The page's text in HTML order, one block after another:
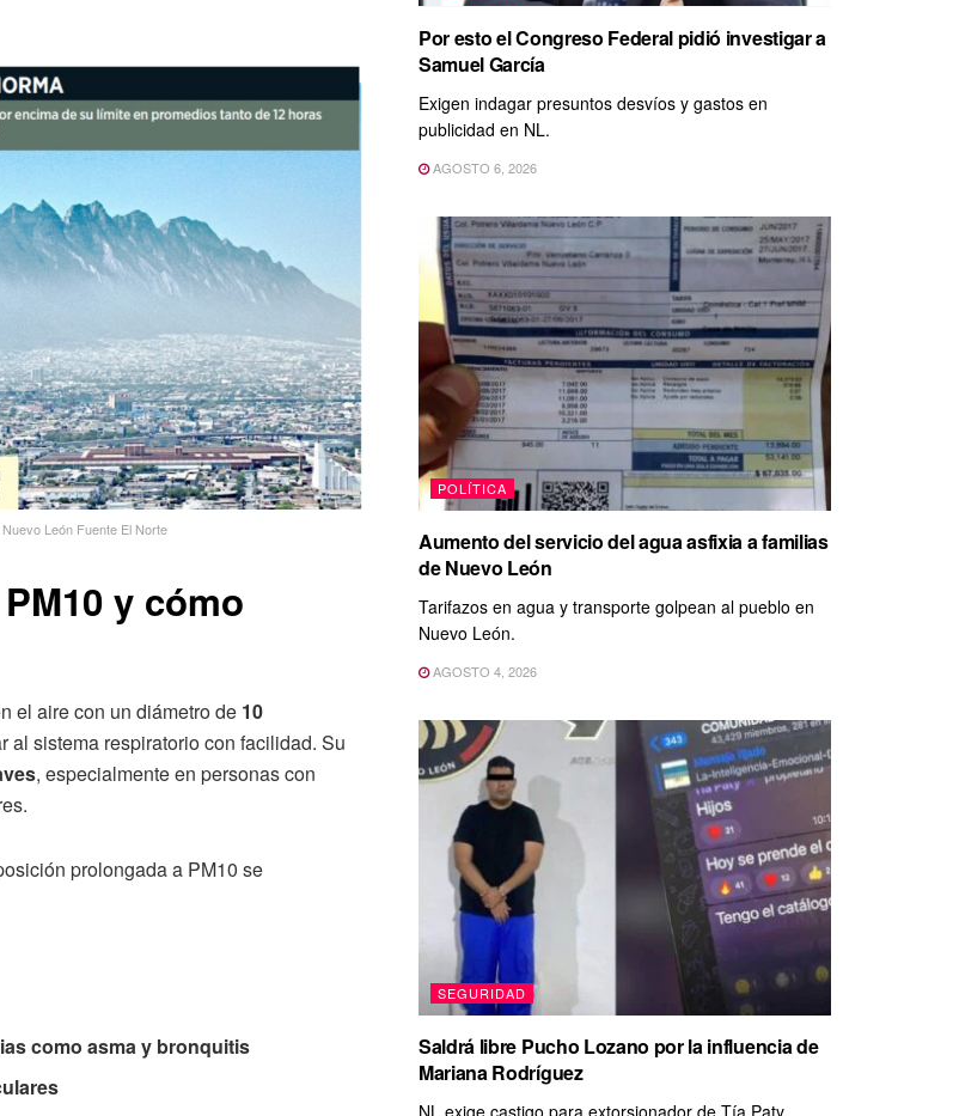
León Fuente El Norte
y cómo
el aire con un diámetro de 10
al sistema respiratorio con facilidad. Su
, especialmente en personas con
prolongada a PM10 se
como asma y bronquitis
Por esto el Congreso Federal pidió investigar a
Samuel García
Exigen indagar presuntos desvíos y gastos en
publicidad en NL.
AGOSTO 6, 2026
POLÍTICA
Aumento del servicio del agua asfixia a familias
de Nuevo León
Tarifazos en agua y transporte golpean al pueblo en
Nuevo León.
AGOSTO 4, 2026
SEGURIDAD
Saldrá libre Pucho Lozano por la influencia de
Mariana Rodríguez